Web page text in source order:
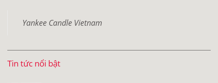
Yankee Candle Vietnam
Tin tức nổi bật